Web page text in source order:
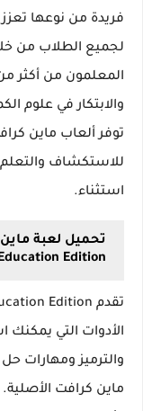
فريدة من نوعها
لجميع الطلاب من
والابتكار في علوم
توفر ألعاب ماين
للاستكشاف
استثناء.
Edition
الأدوات التي يمكنك
والترميز ومهارات
ماين كرافت